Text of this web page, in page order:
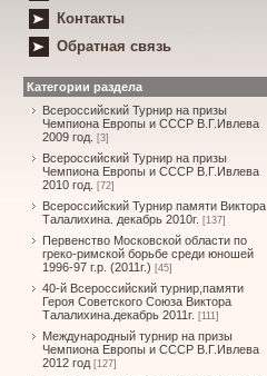
Контакты
Обратная связь
Категории раздела
Всероссийский Турнир на призы
Чемпиона Европы и СССР В.Г.Ивлева
2009 год.
[3]
Всероссийский Турнир на призы
Чемпиона Европы и СССР В.Г.Ивлева
2010 год.
[72]
Всероссийский Турнир памяти Виктора
Талалихина. декабрь 2010г. [137]
Первенство Московской области по
греко-римской борьбе среди юношей
1996-97 г.р. (2011г.) [45]
40-й Всероссийский турнир,памяти
Героя Советского Союза Виктора
Талалихина.декабрь 2011г. [111]
Международный турнир на призы
Чемпиона Европы и СССР В.Г.Ивлева
2012 год [127]